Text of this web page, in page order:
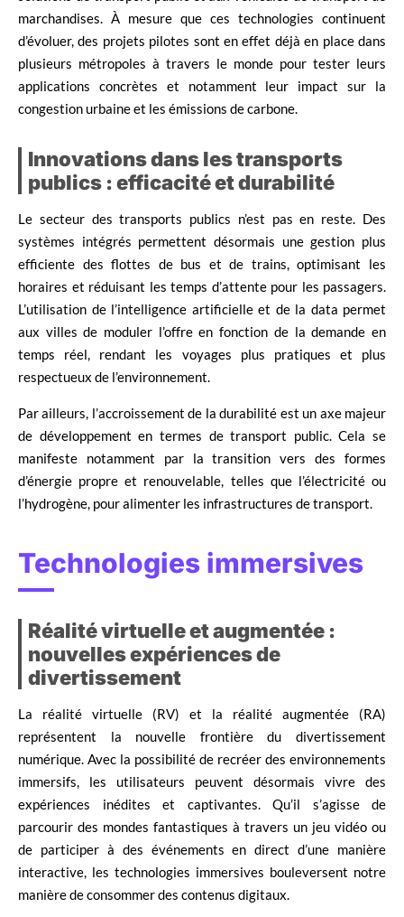
marchandises. À mesure que ces technologies continuent
d’évoluer, des projets pilotes sont en effet déjà en place dans
plusieurs métropoles à travers le monde pour tester leurs
applications concrètes et notamment leur impact sur la
congestion urbaine et les émissions de carbone.
Innovations dans les transports
publics : efficacité et durabilité
Le secteur des transports publics n’est pas en reste. Des
systèmes intégrés permettent désormais une gestion plus
efficiente des flottes de bus et de trains, optimisant les
horaires et réduisant les temps d’attente pour les passagers.
L’utilisation de l’intelligence artificielle et de la data permet
aux villes de moduler l’offre en fonction de la demande en
temps réel, rendant les voyages plus pratiques et plus
respectueux de l’environnement.
Par ailleurs, l’accroissement de la durabilité est un axe majeur
de développement en termes de transport public. Cela se
manifeste notamment par la transition vers des formes
d’énergie propre et renouvelable, telles que l’électricité ou
l’hydrogène, pour alimenter les infrastructures de transport.
Technologies immersives
Réalité virtuelle et augmentée :
nouvelles expériences de
divertissement
La réalité virtuelle (RV) et la réalité augmentée (RA)
représentent la nouvelle frontière du divertissement
numérique. Avec la possibilité de recréer des environnements
immersifs, les utilisateurs peuvent désormais vivre des
expériences inédites et captivantes. Qu’il s’agisse de
parcourir des mondes fantastiques à travers un jeu vidéo ou
de participer à des événements en direct d’une manière
interactive, les technologies immersives bouleversent notre
manière de consommer des contenus digitaux.